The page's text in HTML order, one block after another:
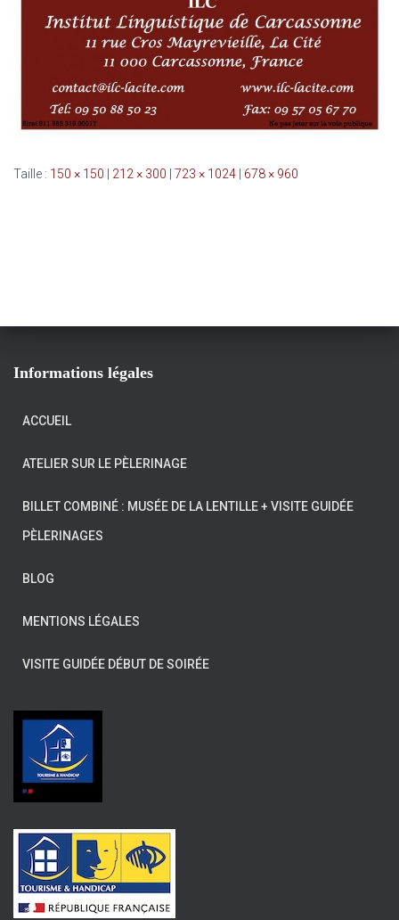
Taille : 150 × 150 212 × 300 723 × 1024 678 × 960
Informations légales
ACCUEIL
ATELIER SUR LE PÈLERINAGE
BILLET COMBINÉ : MUSÉE DE LA LENTILLE + VISITE GUIDÉE
PÈLERINAGES
BLOG
MENTIONS LÉGALES
VISITE GUIDÉE DÉBUT DE SOIRÉE